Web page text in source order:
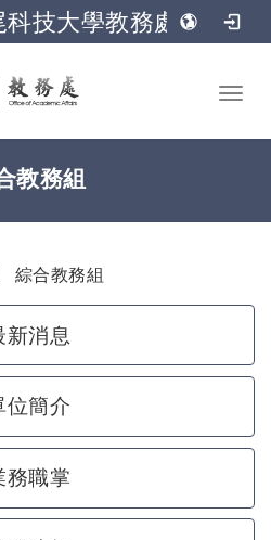
技大學教務處
要內容
教務組
綜合教務組
新消息
位簡介
務職掌